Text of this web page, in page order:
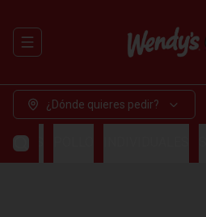
Abrir menu de navegación
¿Dónde quieres pedir?